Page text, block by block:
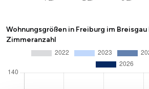
Wohnungsgrößen in Freiburg im
Zimmeranzahl